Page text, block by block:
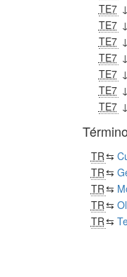
TE7 ↓
TE7 ↓
TE7 ↓
TE7 ↓
TE7 ↓
TE7 ↓
TE7 ↓
TR⇆
TR⇆
TR⇆
TR⇆
TR⇆